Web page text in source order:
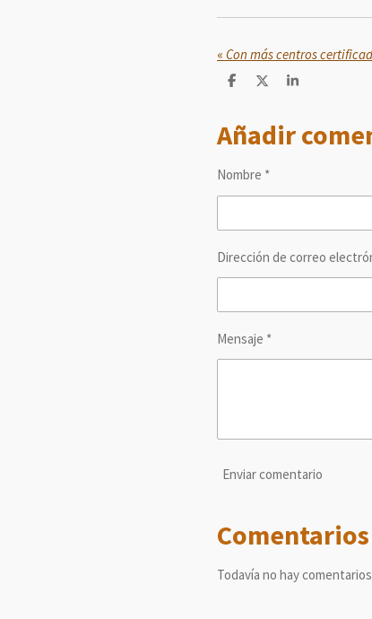
«
C
p
a
i
r
C
a
r
C
a
r
Añadir
Nombre *
Dirección de correo
Mensaje *
Enviar comentario
Comentarios
Todavía no hay comentarios